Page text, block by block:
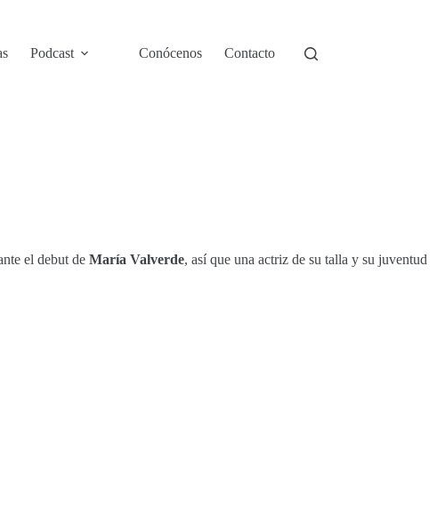
Podcast Conócenos Contacto
el debut de María Valverde, así que una actriz de su talla y su juventud